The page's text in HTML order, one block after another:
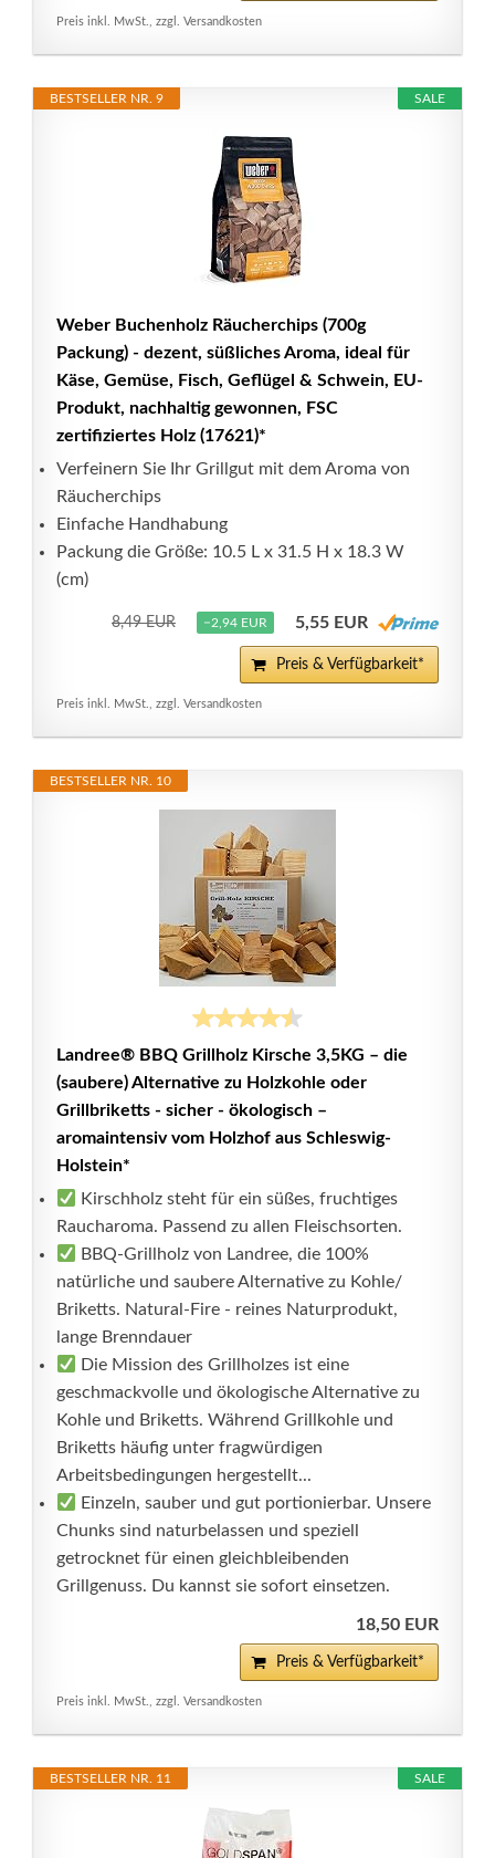
Preis inkl. MwSt., zzgl. Versandkosten
SALE
BESTSELLER NR. 9
Weber Buchenholz Räucherchips (700g
Packung) - dezent, süßliches Aroma, ideal für
Käse, Gemüse, Fisch, Geflügel & Schwein, EU-
Produkt, nachhaltig gewonnen, FSC
zertifiziertes Holz (17621)*
Verfeinern Sie Ihr Grillgut mit dem Aroma von
Räucherchips
Einfache Handhabung
Packung die Größe: 10.5 L x 31.5 H x 18.3 W
(cm)
8,49 EUR −2,94 EUR 5,55 EUR
Preis & Verfügbarkeit*
Preis inkl. MwSt., zzgl. Versandkosten
BESTSELLER NR. 10
Landree® BBQ Grillholz Kirsche 3,5KG – die
(saubere) Alternative zu Holzkohle oder
Grillbriketts - sicher - ökologisch –
aromaintensiv vom Holzhof aus Schleswig-
Holstein*
Kirschholz steht für ein süßes, fruchtiges
Raucharoma. Passend zu allen Fleischsorten.
BBQ-Grillholz von Landree, die 100%
natürliche und saubere Alternative zu Kohle/
Briketts. Natural-Fire - reines Naturprodukt,
lange Brenndauer
Die Mission des Grillholzes ist eine
geschmackvolle und ökologische Alternative zu
Kohle und Briketts. Während Grillkohle und
Briketts häufig unter fragwürdigen
Arbeitsbedingungen hergestellt...
Einzeln, sauber und gut portionierbar. Unsere
Chunks sind naturbelassen und speziell
getrocknet für einen gleichbleibenden
Grillgenuss. Du kannst sie sofort einsetzen.
18,50 EUR
Preis & Verfügbarkeit*
Preis inkl. MwSt., zzgl. Versandkosten
SALE
BESTSELLER NR. 11